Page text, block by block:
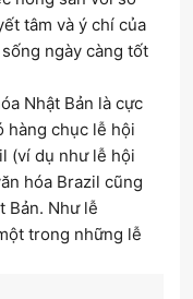
tâm và ý chí của
ngày càng tốt
Nhật Bản là cực
hàng chục lễ hội
(ví dụ như lễ hội
hóa Brazil cũng
Bản. Như lễ
trong những lễ